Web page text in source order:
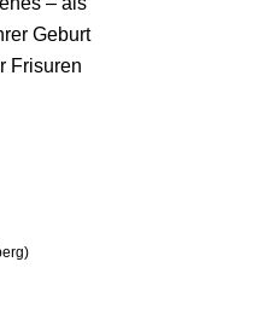
Geburt
Frisuren